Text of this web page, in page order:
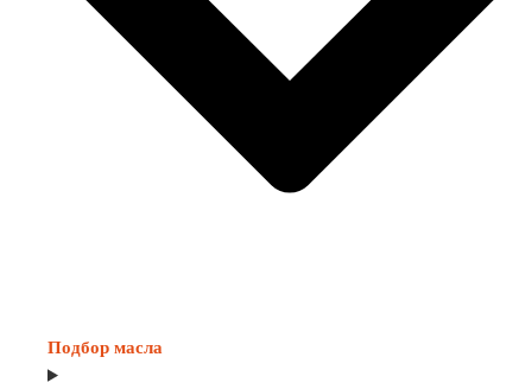
Подбор масла